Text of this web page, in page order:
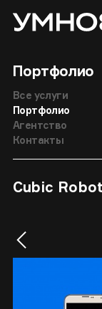
Портфолио
Все услуги
Портфолио
Агентство
Контакты
Cubic